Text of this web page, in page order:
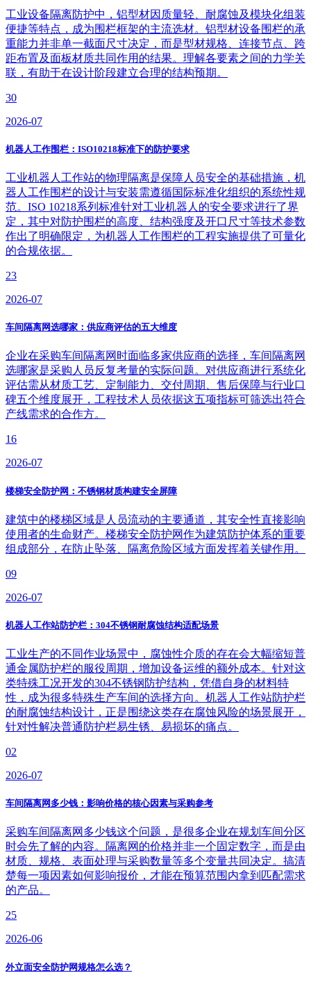
工业设备隔离防护中，铝型材因质量轻、耐腐蚀及模块化组装
便捷等特点，成为围栏框架的主流选材。铝型材设备围栏的承
重能力并非单一截面尺寸决定，而是型材规格、连接节点、跨
距布置及面板材质共同作用的结果。理解各要素之间的力学关
联，有助于在设计阶段建立合理的结构预期。
30
2026-07
机器人工作围栏：ISO10218标准下的防护要求
工业机器人工作站的物理隔离是保障人员安全的基础措施，机
器人工作围栏的设计与安装需遵循国际标准化组织的系统性规
范。ISO 10218系列标准针对工业机器人的安全要求进行了界
定，其中对防护围栏的高度、结构强度及开口尺寸等技术参数
作出了明确限定，为机器人工作围栏的工程实施提供了可量化
的合规依据。
23
2026-07
车间隔离网选哪家：供应商评估的五大维度
企业在采购车间隔离网时面临多家供应商的选择，车间隔离网
选哪家是采购人员反复考量的实际问题。对供应商进行系统化
评估需从材质工艺、定制能力、交付周期、售后保障与行业口
碑五个维度展开，工程技术人员依据这五项指标可筛选出符合
产线需求的合作方。
16
2026-07
楼梯安全防护网：不锈钢材质构建安全屏障
建筑中的楼梯区域是人员流动的主要通道，其安全性直接影响
使用者的生命财产。楼梯安全防护网作为建筑防护体系的重要
组成部分，在防止坠落、隔离危险区域方面发挥着关键作用。
09
2026-07
机器人工作站防护栏：304不锈钢耐腐蚀结构适配场景
工业生产的不同作业场景中，腐蚀性介质的存在会大幅缩短普
通金属防护栏的服役周期，增加设备运维的额外成本。针对这
类特殊工况开发的304不锈钢防护结构，凭借自身的材料特
性，成为很多特殊生产车间的选择方向。机器人工作站防护栏
的耐腐蚀结构设计，正是围绕这类存在腐蚀风险的场景展开，
针对性解决普通防护栏易生锈、易损坏的痛点。
02
2026-07
车间隔离网多少钱：影响价格的核心因素与采购参考
采购车间隔离网多少钱这个问题，是很多企业在规划车间分区
时会先了解的内容。隔离网的价格并非一个固定数字，而是由
材质、规格、表面处理与采购数量等多个变量共同决定。搞清
楚每一项因素如何影响报价，才能在预算范围内拿到匹配需求
的产品。
25
2026-06
外立面安全防护网规格怎么选？